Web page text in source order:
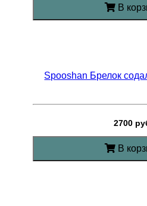
В
Spooshan Брелок
2700
В